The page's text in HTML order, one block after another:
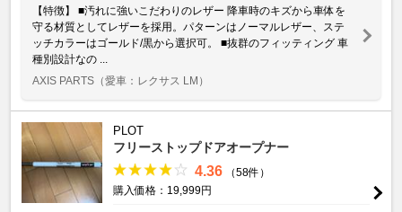
【特徴】 ■汚れに強いこだわりのレザー 降車時のキズから車体を
守る材質としてレザーを採用。パターンはノーマルレザー、ステ
ッチカラーはゴールド/黒から選択可。 ■抜群のフィッティング 車
種別設計なの ...
AXIS PARTS （愛車：レクサス LM）
PLOT
フリーストップドアオープナー
4.36
（58件）
購入価格：19,999円